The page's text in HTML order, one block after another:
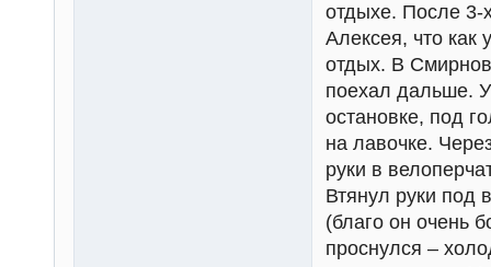
отдыхе. После 3-
Алексея, что как
отдых. В
поехал дальше.
остановке, под
на лавочке.
руки в
Втянул руки под
(благо он очень
проснулся –